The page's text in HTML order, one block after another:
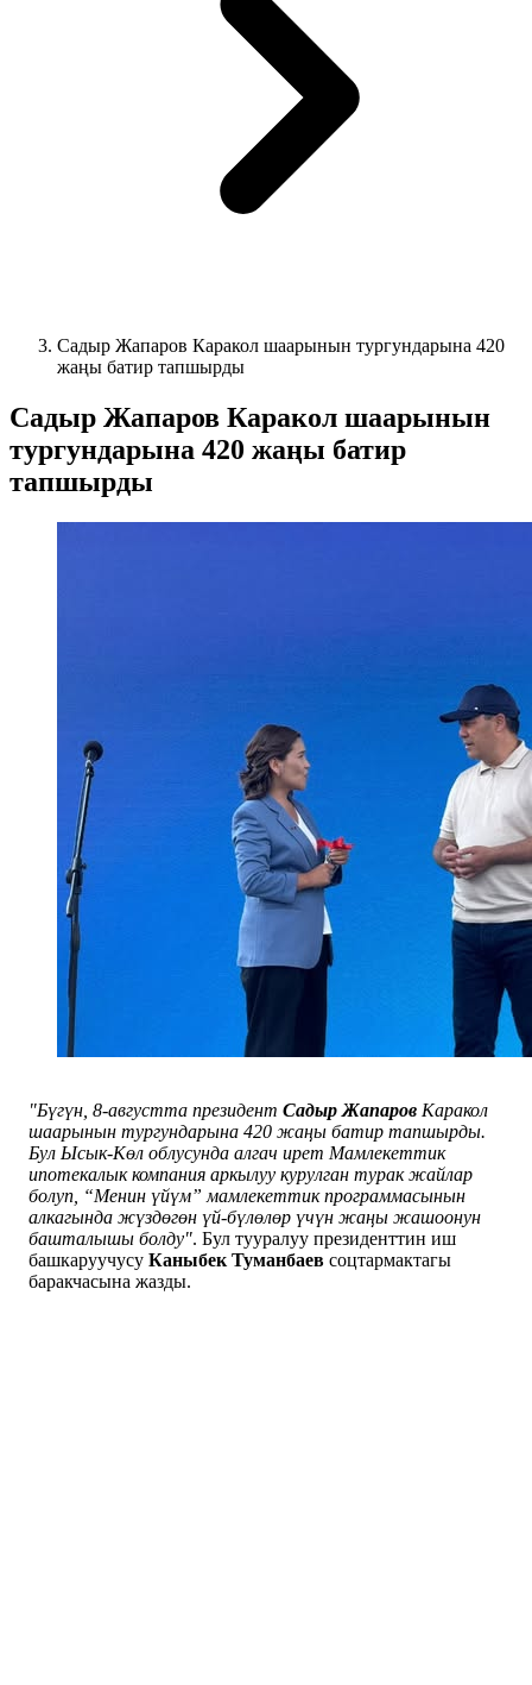
Садыр Жапаров Каракол шаарынын тургундарына 420
жаңы батир тапшырды
Садыр Жапаров Каракол шаарынын
тургундарына 420 жаңы батир
тапшырды
"Бүгүн, 8-августта президент Садыр Жапаров Каракол
шаарынын тургундарына 420 жаңы батир тапшырды.
Бул Ысык-Көл облусунда алгач ирет Мамлекеттик
ипотекалык компания аркылуу курулган турак жайлар
болуп, “Менин үйүм” мамлекеттик программасынын
алкагында жүздөгөн үй-бүлөлөр үчүн жаңы жашоонун
башталышы болду". Бул тууралуу президенттин иш
башкаруучусу Каныбек Туманбаев соцтармактагы
баракчасына жазды.